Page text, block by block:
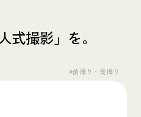
式撮影」を。
#前撮り・後撮り